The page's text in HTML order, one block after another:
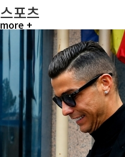
스포츠
more +